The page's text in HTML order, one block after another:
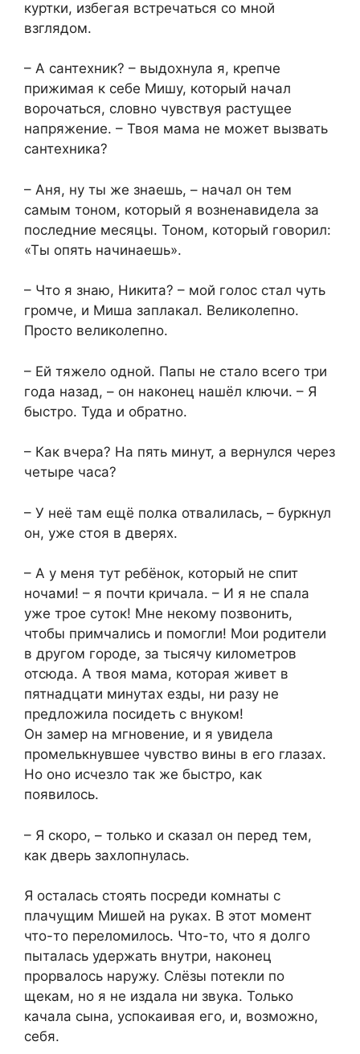
куртки, избегая встречаться со мной
взглядом.
– А сантехник? – выдохнула я, крепче
прижимая к себе Мишу, который начал
ворочаться, словно чувствуя растущее
напряжение. – Твоя мама не может вызвать
сантехника?
– Аня, ну ты же знаешь, – начал он тем
самым тоном, который я возненавидела за
последние месяцы. Тоном, который говорил:
«Ты опять начинаешь».
– Что я знаю, Никита? – мой голос стал чуть
громче, и Миша заплакал. Великолепно.
Просто великолепно.
– Ей тяжело одной. Папы не стало всего три
года назад, – он наконец нашёл ключи. – Я
быстро. Туда и обратно.
– Как вчера? На пять минут, а вернулся через
четыре часа?
– У неё там ещё полка отвалилась, – буркнул
он, уже стоя в дверях.
– А у меня тут ребёнок, который не спит
ночами! – я почти кричала. – И я не спала
уже трое суток! Мне некому позвонить,
чтобы примчались и помогли! Мои родители
в другом городе, за тысячу километров
отсюда. А твоя мама, которая живет в
пятнадцати минутах езды, ни разу не
предложила посидеть с внуком!
Он замер на мгновение, и я увидела
промелькнувшее чувство вины в его глазах.
Но оно исчезло так же быстро, как
появилось.
– Я скоро, – только и сказал он перед тем,
как дверь захлопнулась.
Я осталась стоять посреди комнаты с
плачущим Мишей на руках. В этот момент
что-то переломилось. Что-то, что я долго
пыталась удержать внутри, наконец
прорвалось наружу. Слёзы потекли по
щекам, но я не издала ни звука. Только
качала сына, успокаивая его, и, возможно,
себя.